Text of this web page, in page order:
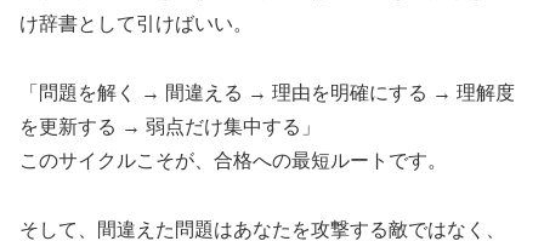
け辞書として引けばいい。
「問題を解く → 間違える → 理由を明確にする → 理解度
を更新する → 弱点だけ集中する」
このサイクルこそが、合格への最短ルートです。
そして、間違えた問題はあなたを攻撃する敵ではなく、